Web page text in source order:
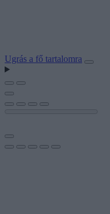
Ugrás a fő tartalomra